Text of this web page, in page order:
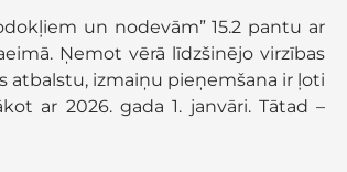
un nodevām” 15.2 pantu ar
Ņemot vērā līdzšinējo virzības
izmaiņu pieņemšana ir ļoti
ar 2026. gada 1. janvāri. Tātad –